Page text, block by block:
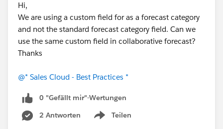
Hi,
We are using a custom field for as a forecast category
and not the standard forecast category field. Can we
use the same custom field in collaborative forecast?
Thanks
@* Sales Cloud - Best Practices *
0 "Gefällt mir"-Wertungen
2 Antworten
Teilen
Show menu